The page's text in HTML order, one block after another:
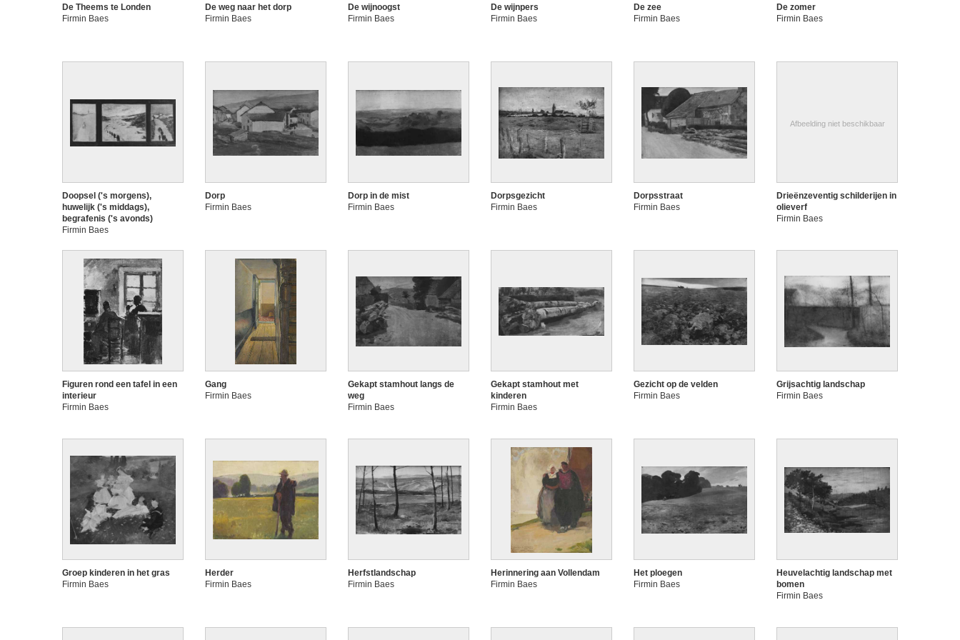
De Theems te Londen
Firmin Baes
De weg naar het dorp
Firmin Baes
De wijnoogst
Firmin Baes
De wijnpers
Firmin Baes
De zee
Firmin Baes
De zomer
Firmin Baes
Doopsel ('s morgens),
huwelijk ('s middags),
begrafenis ('s avonds)
Firmin Baes
Dorp
Firmin Baes
Dorp in de mist
Firmin Baes
Dorpsgezicht
Firmin Baes
Dorpsstraat
Firmin Baes
Afbeelding niet beschikbaar
Drieënzeventig schilderijen in
olieverf
Firmin Baes
Figuren rond een tafel in een
interieur
Firmin Baes
Gang
Firmin Baes
Gekapt stamhout langs de
weg
Firmin Baes
Gekapt stamhout met
kinderen
Firmin Baes
Gezicht op de velden
Firmin Baes
Grijsachtig landschap
Firmin Baes
Groep kinderen in het gras
Firmin Baes
Herder
Firmin Baes
Herfstlandschap
Firmin Baes
Herinnering aan Vollendam
Firmin Baes
Het ploegen
Firmin Baes
Heuvelachtig landschap met
bomen
Firmin Baes